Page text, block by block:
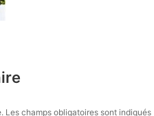
Les champs obligatoires sont indiqués